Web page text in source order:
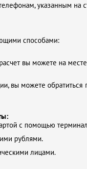
указанным на
способами:
вы можете на
вы можете
с помощью
рублями.
лицами.